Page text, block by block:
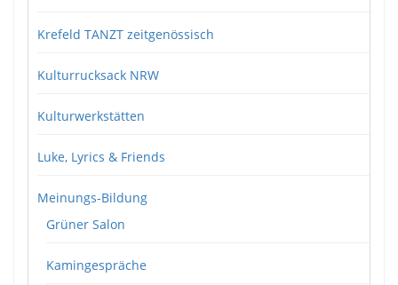
Krefeld TANZT zeitgenössisch
Kulturrucksack NRW
Kulturwerkstätten
Luke, Lyrics & Friends
Meinungs-Bildung
Grüner Salon
Kamingespräche